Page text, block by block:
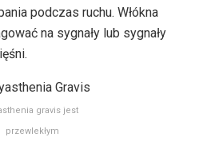
podczas ruchu. Włókna
na sygnały lub sygnały
gravis jest
przewlekłym